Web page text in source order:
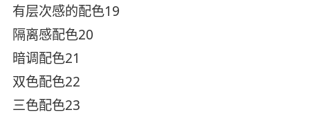
有层次感的配色19
隔离感配色20
暗调配色21
双色配色22
三色配色23